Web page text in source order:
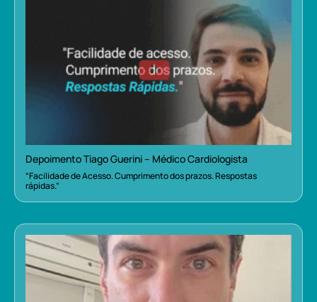
Depoimento Tiago Guerini – Médico Cardiologista
“Facilidade de Acesso. Cumprimento dos prazos. Respostas
rápidas.”